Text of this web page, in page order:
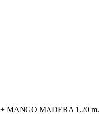
MANGO MADERA 1.20 m.